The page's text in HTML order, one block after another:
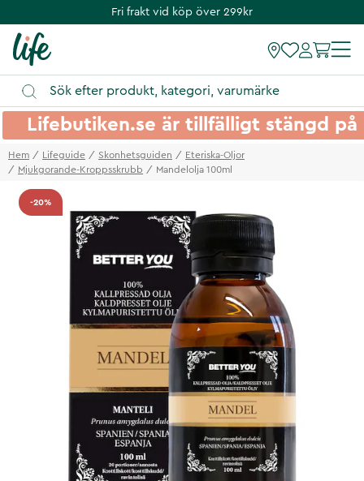
Fri frakt vid köp över 299kr
Lifebutiken.se är tillfälligt stängd
Hem Lifeguide Skonhetsguiden
Eteriska-Oljor
Mjukgorande-Kroppsskrubb
Mandelolja 100ml
-20%